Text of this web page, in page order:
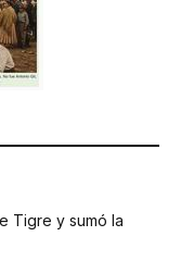
Tigre y sumó la